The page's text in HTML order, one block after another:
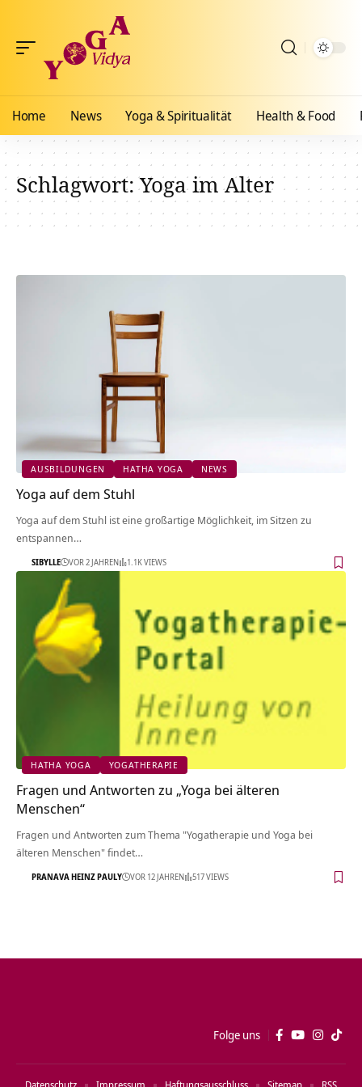
Home News Yoga & Spiritualität Health & Food
Schlagwort:Yoga im Alter
AUSBILDUNGEN HATHA YOGA NEWS
Yoga auf dem Stuhl
Yoga auf dem Stuhl ist eine großartige Möglichkeit, im Sitzen zu
entspannen…
SIBYLLE VOR 2 JAHREN 1.1K VIEWS
HATHA YOGA YOGATHERAPIE
Fragen und Antworten zu „Yoga bei älteren
Menschen“
Fragen und Antworten zum Thema "Yogatherapie und Yoga bei
älteren Menschen" findet…
PRANAVA HEINZ PAULY VOR 12 JAHREN 517 VIEWS
Folge uns